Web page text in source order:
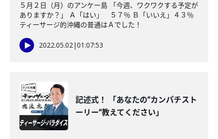
５月２日（月）のアンケー島 「今週、ワクワクする予定が
ありますか？」 Ａ「はい」 ５７％ Ｂ「いいえ」４３％
ティーサージ的沖縄の普通はＡでした！
2022.05.02|01:07:53
記述式！ 「あなたの”カンパチスト
ーリー”教えてください」